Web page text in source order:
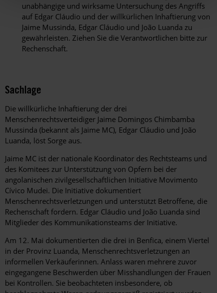
unabhängige und wirksame Untersuchung des Angriffs
auf Edgar Cláudio und der willkürlichen Inhaftierung von
Jaime Mussinda, Edgar Cláudio und João Luanda zu
gewährleisten. Ziehen Sie die Verantwortlichen bitte zur
Rechenschaft.
Sachlage
Die willkürliche Inhaftierung der drei
Menschenrechtsverteidiger Jaime Domingos Chimbamba
Mussinda (bekannt als Jaime MC), Edgar Cláudio und João
Luanda, löst Sorge aus.
Jaime MC ist der nationale Koordinator des Rechtsteams und
des Komitees zur Unterstützung von Opfern bei der
angolanischen zivilgesellschaftlichen Initiative Movimento
Cívico Mudei. Die Initiative dokumentiert
Menschenrechtsverletzungen und unterstützt Betroffene, die
Rechenschaft fordern. Edgar Cláudio und João Luanda sind
Mitglieder des Kommunikationsteams der Initiative.
Am 12. Mai dokumentierten die drei in Benfica, einem Viertel
in der Provinz Luanda, Menschenrechtsverletzungen an
informellen Verkäuferinnen. Anlass waren mehrere zuvor
eingegangene Beschwerden über Misshandlungen der Frauen
bei Kontrollen. Sie beobachteten insbesondere, ob